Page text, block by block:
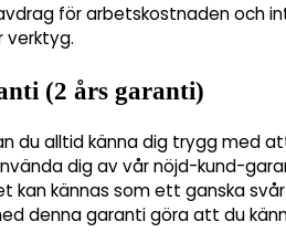
för arbetskostnaden och
verktyg.
(2 års garanti)
du alltid känna dig trygg med
dig av vår nöjd-kund-
kan kännas som ett ganska
denna garanti göra att du